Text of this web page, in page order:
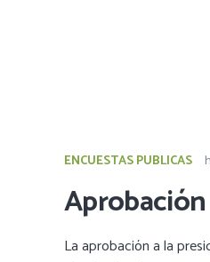
ENCUESTAS PUBLICAS
La aprobación a la